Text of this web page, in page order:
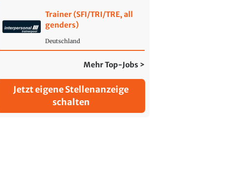
Trainer (SFI/TRI/TRE, all
genders)
Deutschland
Mehr Top-Jobs >
Jetzt eigene Stellenanzeige
schalten